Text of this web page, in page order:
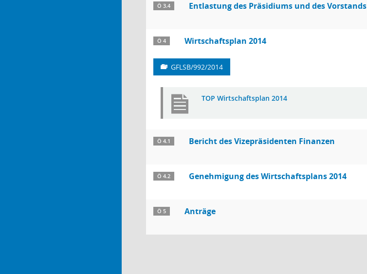
Ö 3.4 Entlastung des Präsidiums und des Vorstands
Ö 4 Wirtschaftsplan 2014
GFLSB/992/2014
TOP Wirtschaftsplan 2014
Ö 4.1 Bericht des Vizepräsidenten Finanzen
Ö 4.2 Genehmigung des Wirtschaftsplans 2014
Ö 5 Anträge